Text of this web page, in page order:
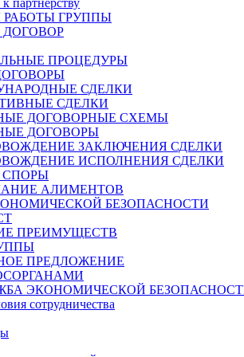
партнерству
ГРУППЫ
ДОГОВОР
ПРОЦЕДУРЫ
СДЕЛКИ
СДЕЛКИ
ДОГОВОРНЫЕ СХЕМЫ
ДОГОВОРЫ
ЗАКЛЮЧЕНИЯ СДЕЛКИ
ИСПОЛНЕНИЯ СДЕЛКИ
АЛИМЕНТОВ
БЕЗОПАСНОСТИ
ПРЕИМУЩЕСТВ
ПРЕДЛОЖЕНИЕ
ЭКОНОМИЧЕСКОЙ
сотрудничества